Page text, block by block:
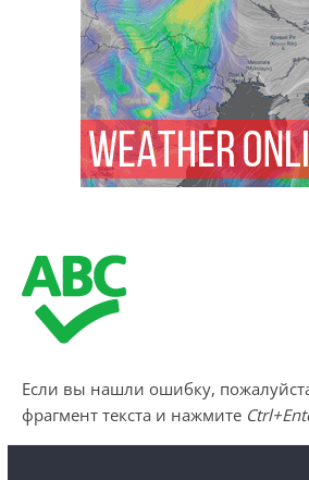
Если вы нашли ошибку,
фрагмент текста и нажмите